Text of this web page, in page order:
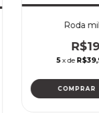
Roda
5 x de
COMPRAR